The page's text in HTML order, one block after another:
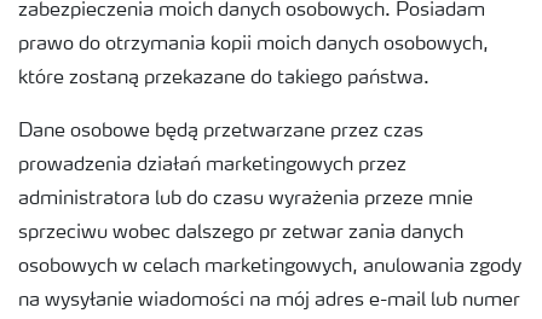
zabezpieczenia moich danych osobowych. Posiadam
prawo do otrzymania kopii moich danych osobowych,
które zostaną przekazane do takiego państwa.
Dane osobowe będą przetwarzane przez czas
prowadzenia działań marketingowych przez
administratora lub do czasu wyrażenia przeze mnie
sprzeciwu wobec dalszego pr zetwar zania danych
osobowych w celach marketingowych, anulowania zgody
na wysyłanie wiadomości na mój adres e-mail lub numer